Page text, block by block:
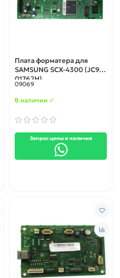
Плата форматера для
SAMSUNG SCX-4300 (JC92-
01762H)
09069
В наличии ✓
Запрос цены и наличия